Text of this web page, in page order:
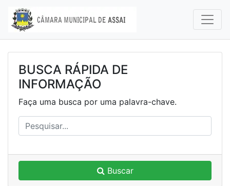
BUSCA RÁPIDA DE
INFORMAÇÃO
Faça uma busca por uma palavra-chave.
Buscar